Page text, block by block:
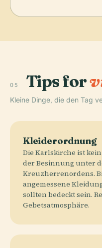
05 Tips for
Kleine Dinge, die den Tag
Kleiderordnung
Die Karlskirche ist
der Besinnung unter
Kreuzherrenordens.
angemessene
sollten bedeckt sein.
Gebetsatmosphäre.